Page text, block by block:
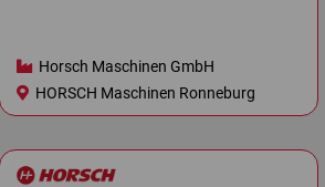
Horsch Maschinen GmbH
HORSCH Maschinen Ronneburg